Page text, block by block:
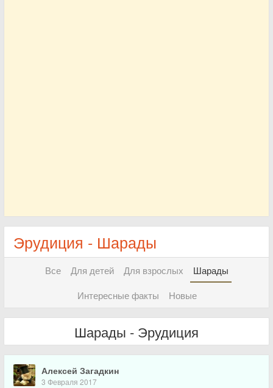
Эрудиция - Шарады
Все Для детей Для взрослых
Шарады
Интересные факты
Новые
Шарады - Эрудиция
Алексей Загадкин
3 Февраля 2017